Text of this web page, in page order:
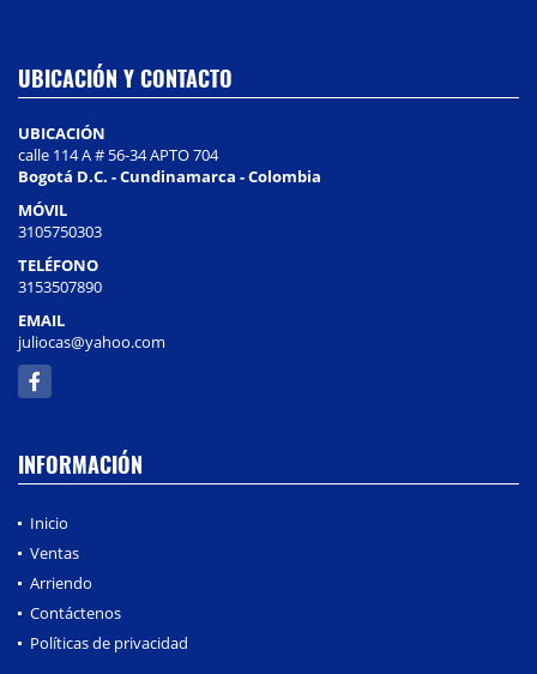
UBICACIÓN Y CONTACTO
UBICACIÓN
calle 114 A # 56-34 APTO 704
Bogotá D.C. - Cundinamarca - Colombia
MÓVIL
3105750303
TELÉFONO
3153507890
EMAIL
juliocas@yahoo.com
Facebook
INFORMACIÓN
Inicio
Ventas
Arriendo
Contáctenos
Políticas de privacidad